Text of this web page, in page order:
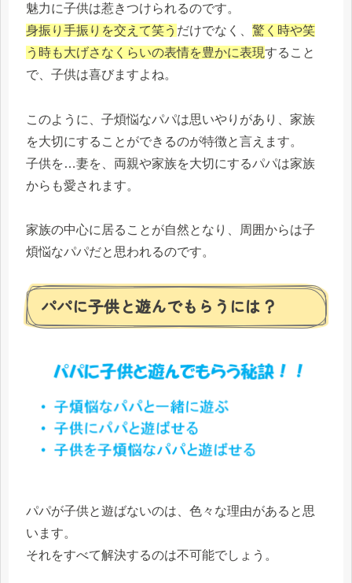
魅力に子供は惹きつけられるのです。
身振り手振りを交えて笑う だけでなく、 驚く時や笑
う時も大げさなくらいの表情を豊かに表現すること
で、子供は喜びますよね。
このように、子煩悩なパパは思いやりがあり、家族
を大切にすることができるのが特徴と言えます。
子供を…妻を、両親や家族を大切にするパパは家族
からも愛されます。
家族の中心に居ることが自然となり、周囲からは子
煩悩なパパだと思われるのです。
パパに子供と遊んでもらうには？
パパが子供と遊ばないのは、色々な理由があると思
います。
それをすべて解決するのは不可能でしょう。